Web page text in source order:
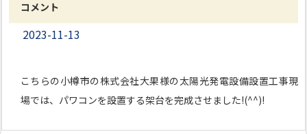
コメント
2023-11-13
こちらの小樽市の株式会社大果様の太陽光発電設備設置工事現
場では、パワコンを設置する架台を完成させました!(^^)!